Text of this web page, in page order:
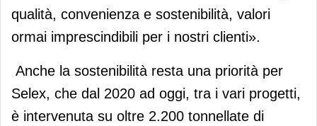
qualità, convenienza e sostenibilità, valori
ormai imprescindibili per i nostri clienti».
Anche la sostenibilità resta una priorità per
Selex, che dal 2020 ad oggi, tra i vari progetti,
è intervenuta su oltre 2.200 tonnellate di